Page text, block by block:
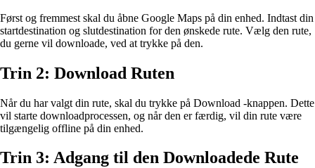
Først og fremmest skal du åbne Google Maps på din enhed. Indtast din
startdestination og slutdestination for den ønskede rute. Vælg den rute,
du gerne vil downloade, ved at trykke på den.
Trin 2: Download Ruten
Når du har valgt din rute, skal du trykke på Download -knappen. Dette
vil starte downloadprocessen, og når den er færdig, vil din rute være
tilgængelig offline på din enhed.
Trin 3: Adgang til den Downloadede Rute